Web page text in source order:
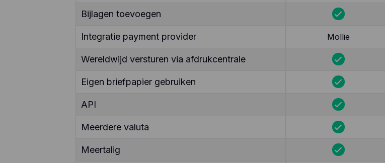
Bijlagen toevoegen
Integratie payment provider Mollie
Wereldwijd versturen via afdrukcentrale
Eigen briefpapier gebruiken
API
Meerdere valuta
Meertalig